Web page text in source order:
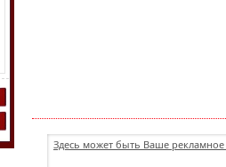
Здесь может быть Ваше